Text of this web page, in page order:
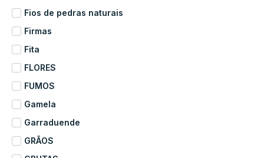
Fios de pedras naturais
Firmas
Fita
FLORES
FUMOS
Gamela
Garraduende
GRÃOS